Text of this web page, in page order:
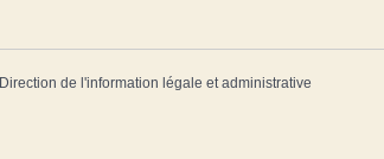
Direction de l'information légale et administrative